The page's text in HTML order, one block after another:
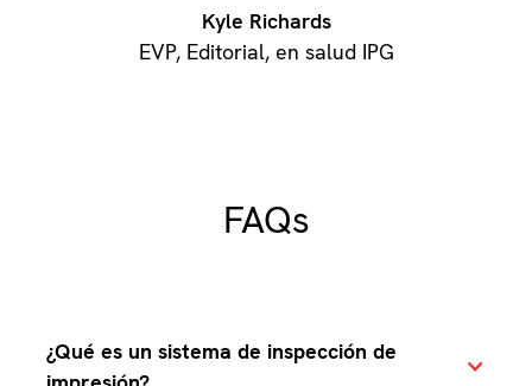
Kyle Richards
EVP, Editorial, en salud IPG
FAQs
¿Qué es un sistema de inspección de